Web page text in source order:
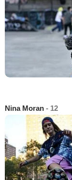
Nina Moran - 12